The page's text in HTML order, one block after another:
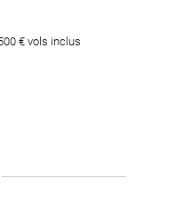
€ vols inclus